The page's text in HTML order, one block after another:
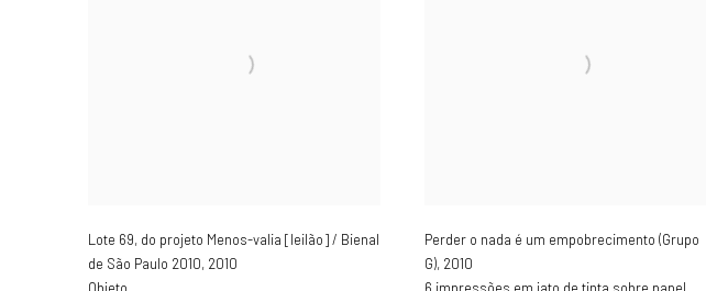
Lote 69, do projeto Menos-valia [leilão] / Bienal
de São Paulo 2010, 2010
Perder o nada é um empobrecimento (Grupo
G), 2010